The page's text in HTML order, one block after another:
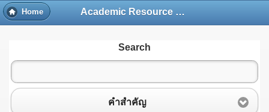
Home Academic Resource and Information Technology Center
Search
คำสำคัญ